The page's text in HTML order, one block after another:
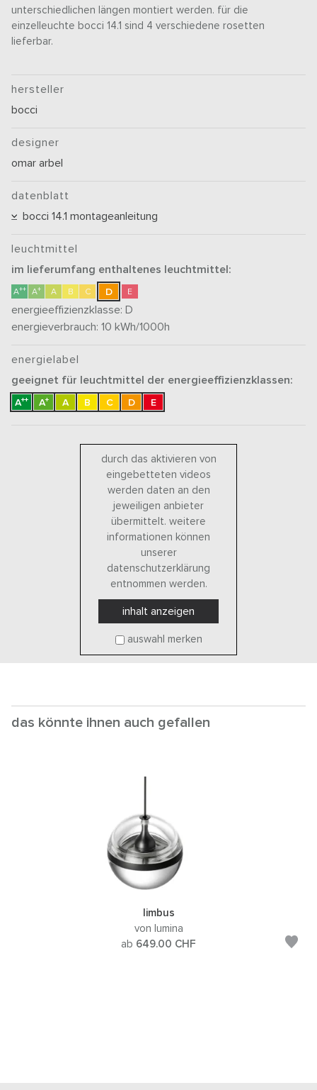
unterschiedlichen längen montiert werden. für die
einzelleuchte bocci 14.1 sind 4 verschiedene rosetten
lieferbar.
hersteller
bocci
designer
omar arbel
datenblatt
bocci 14.1 montageanleitung
leuchtmittel
im lieferumfang enthaltenes leuchtmittel:
A++ A+ A B C D E
energieeffizienzklasse: D
energieverbrauch: 10 kWh/1000h
energielabel
geeignet für leuchtmittel der energieeffizienzklassen:
A++ A+ A B C D E
durch das aktivieren von
eingebetteten videos
werden daten an den
jeweiligen anbieter
übermittelt. weitere
informationen können
unserer
datenschutzerklärung
entnommen werden.
inhalt anzeigen
auswahl merken
das könnte ihnen auch gefallen
limbus
von lumina
ab 649.00 CHF